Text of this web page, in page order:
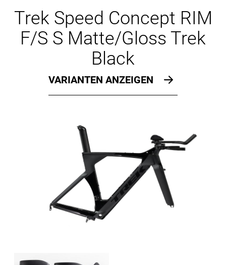
Trek Speed Concept RIM
F/S S Matte/Gloss Trek
Black
VARIANTEN ANZEIGEN